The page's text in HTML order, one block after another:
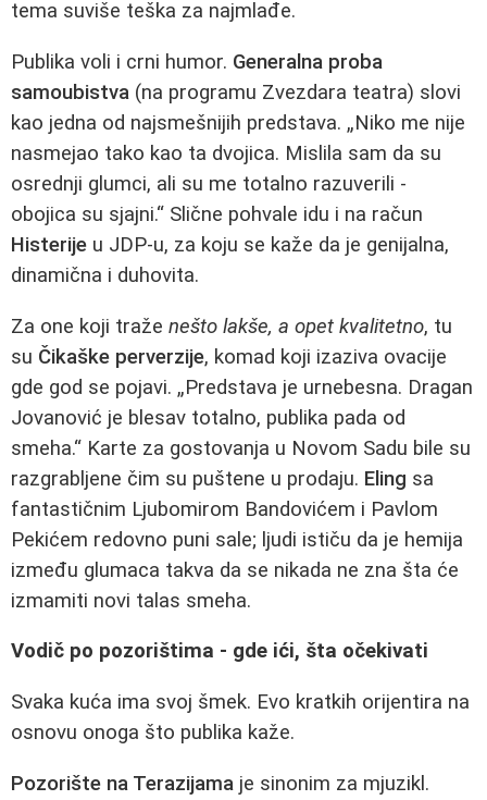
tema suviše teška za najmlađe.
Publika voli i crni humor. Generalna proba
samoubistva (na programu Zvezdara teatra) slovi
kao jedna od najsmešnijih predstava. „Niko me nije
nasmejao tako kao ta dvojica. Mislila sam da su
osrednji glumci, ali su me totalno razuverili -
obojica su sjajni.“ Slične pohvale idu i na račun
Histerije u JDP-u, za koju se kaže da je genijalna,
dinamična i duhovita.
Za one koji traže nešto lakše, a opet kvalitetno, tu
su Čikaške perverzije, komad koji izaziva ovacije
gde god se pojavi. „Predstava je urnebesna. Dragan
Jovanović je blesav totalno, publika pada od
smeha.“ Karte za gostovanja u Novom Sadu bile su
razgrabljene čim su puštene u prodaju. Eling sa
fantastičnim Ljubomirom Bandovićem i Pavlom
Pekićem redovno puni sale; ljudi ističu da je hemija
između glumaca takva da se nikada ne zna šta će
izmamiti novi talas smeha.
Vodič po pozorištima - gde ići, šta očekivati
Svaka kuća ima svoj šmek. Evo kratkih orijentira na
osnovu onoga što publika kaže.
Pozorište na Terazijama je sinonim za mjuzikl.